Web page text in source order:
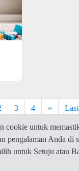
3 4 » Last
cookie untuk
pengalaman Anda di
untuk Setuju atau
-